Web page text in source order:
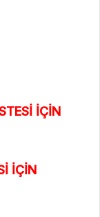
İÇİN
İÇİN